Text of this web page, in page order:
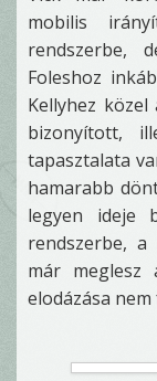
mobilis
rendszerbe,
Foleshoz
Kellyhez
bizonyított,
tapasztalata
hamarabb
legyen ideje
rendszerbe, a
már meglesz
elodázása